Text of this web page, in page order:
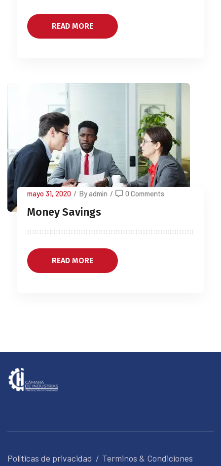
READ MORE
mayo 31, 2020 / By admin / 0 Comments
Money Savings
READ MORE
Políticas de privacidad Terminos & Condiciones